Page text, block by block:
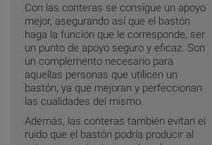
Con las conteras se consigue un apoyo
mejor, asegurando así que el bastón
haga la función que le corresponde, ser
un punto de apoyo seguro y eficaz. Son
un complemento necesario para
aquellas personas que utilicen un
bastón, ya que mejoran y perfeccionan
las cualidades del mismo.
Además, las conteras también evitan el
ruido que el bastón podría producir al